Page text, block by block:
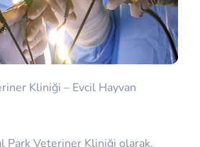
Kliniği – Evcil Hayvan
Park Veteriner Kliniği olarak,